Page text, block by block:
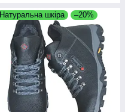
Натуральна шкіра –20%